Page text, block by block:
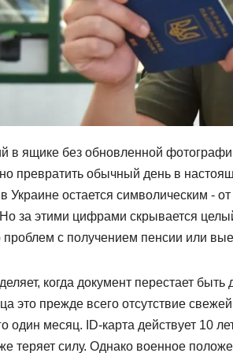
в ящике без обновленной
превратить обычный день в
Украине остается символическим -
за этими цифрами скрывается
проблем с получением пенсии или
когда документ перестает
это прежде всего отсутствие
один месяц. ID-карта действует 10
теряет силу. Однако военное